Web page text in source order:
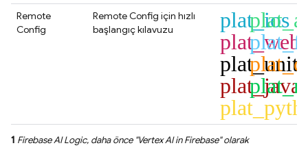
Remote
Config
Remote Config için hızlı
başlangıç kılavuzu
plat_ios
plat_web
plat_java
1 Firebase AI Logic, daha önce "Vertex AI in Firebase" olarak